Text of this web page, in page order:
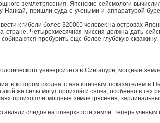
землетрясения. Японские сейсмологи
Нанкай, пришли суда с учеными и аппаратурой
к гибели более 320000 человек на островах
стране. Четырехмесячная миссия должна дать
пробурить еще более глубокую
университета в Сингапуре, мощные
в котором сходна с аналогичным показателем
же силы могут произойти снова, особенно в тех
произошли мощные землетрясения,
следов на поверхности земли. Теперь ученым